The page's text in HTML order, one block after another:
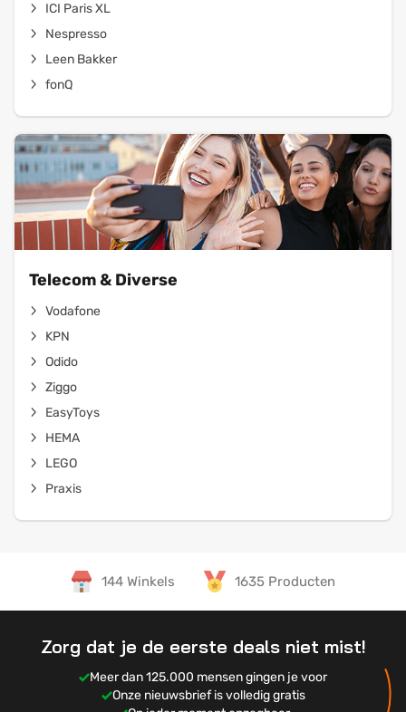
ICI Paris XL
Nespresso
Leen Bakker
fonQ
Telecom & Diverse
Vodafone
KPN
Odido
Ziggo
EasyToys
HEMA
LEGO
Praxis
144 Winkels 1635 Producten
Zorg dat je de eerste deals niet mist!
Meer dan 125.000 mensen gingen je voor
Onze nieuwsbrief is volledig gratis